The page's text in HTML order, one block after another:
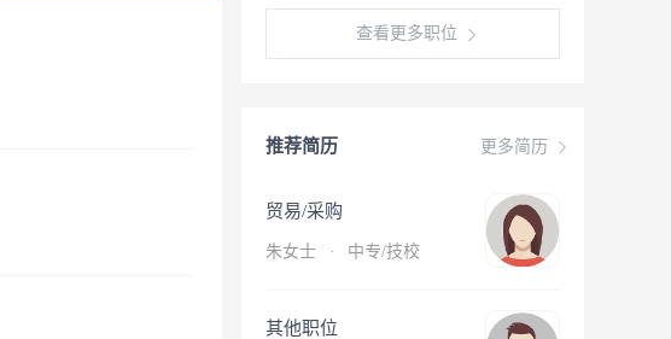
查看更多职位
更多简历
推荐简历
贸易/采购
朱女士 · 中专/技校
其他职位